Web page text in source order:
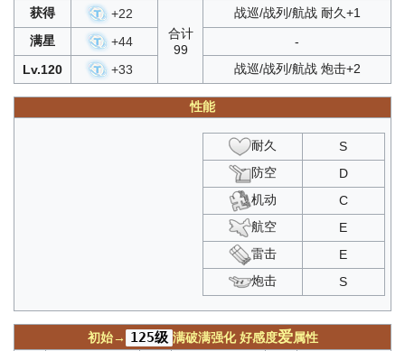
获得
+22
合计
99
战巡/战列/航战 耐久+1
满星
+44
-
Lv.120
+33 战巡/战列/航战 炮击+2
性能
耐久
S
防空
D
机动
C
航空
E
雷击
E
炮击
S
初始→ 125级 满破满强化好感度爱属性